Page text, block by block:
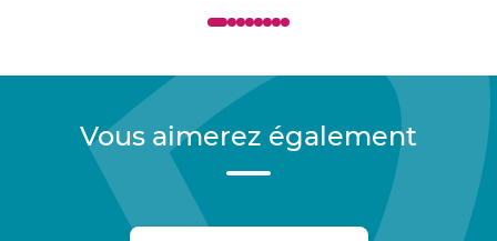
Vous aimerez également